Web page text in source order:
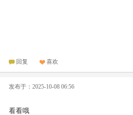
回复 喜欢
发布于：2025-10-08 06:56
看看哦